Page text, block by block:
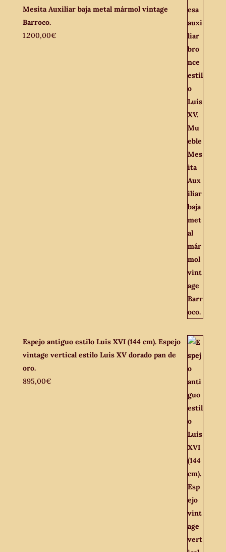
Mesita Auxiliar baja metal mármol vintage
Barroco.
1.200,00€
Espejo antiguo estilo Luis XVI (144 cm). Espejo
vintage vertical estilo Luis XV dorado pan de
oro.
895,00€